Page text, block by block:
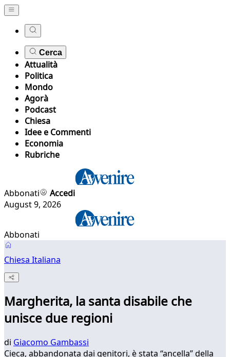
Cerca
Attualità
Politica
Mondo
Agorà
Podcast
Chiesa
Idee e Commenti
Economia
Rubriche
Abbonati
Accedi
August 9, 2026
Abbonati
Chiesa Italiana
Margherita, la santa disabile che
unisce due regioni
di Giacomo Gambassi
Cieca, abbandonata dai genitori, è stata “ancella” della